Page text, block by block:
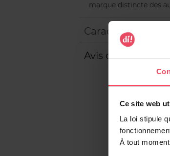
Ce site web
La loi stipule
À tout
marque distincte des
Caractéristiques
Avis client